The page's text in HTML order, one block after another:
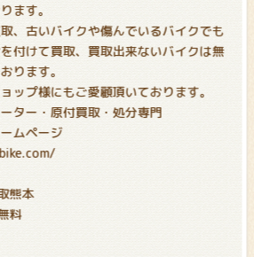
ます。
、古いバイクや傷んでいるバイクでも
付けて買取、買取出来ないバイクは無
ります。
ップ様にもご愛顧頂いております。
ター・原付買取・処分専門
ムページ
熊本
料